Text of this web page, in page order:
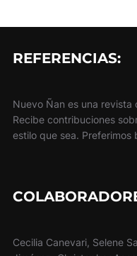
REFERENCIAS:
Nuevo Ñan es una
Recibe contribuciones
estilo que sea. Preferimos
Cecilia Canevari, Selene